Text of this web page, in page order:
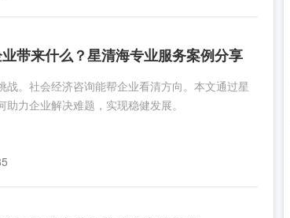
带来什么？星清海专业服务案例分享
战。社会经济咨询能帮企业看清方向。本文通过星
力企业解决难题，实现稳健发展。